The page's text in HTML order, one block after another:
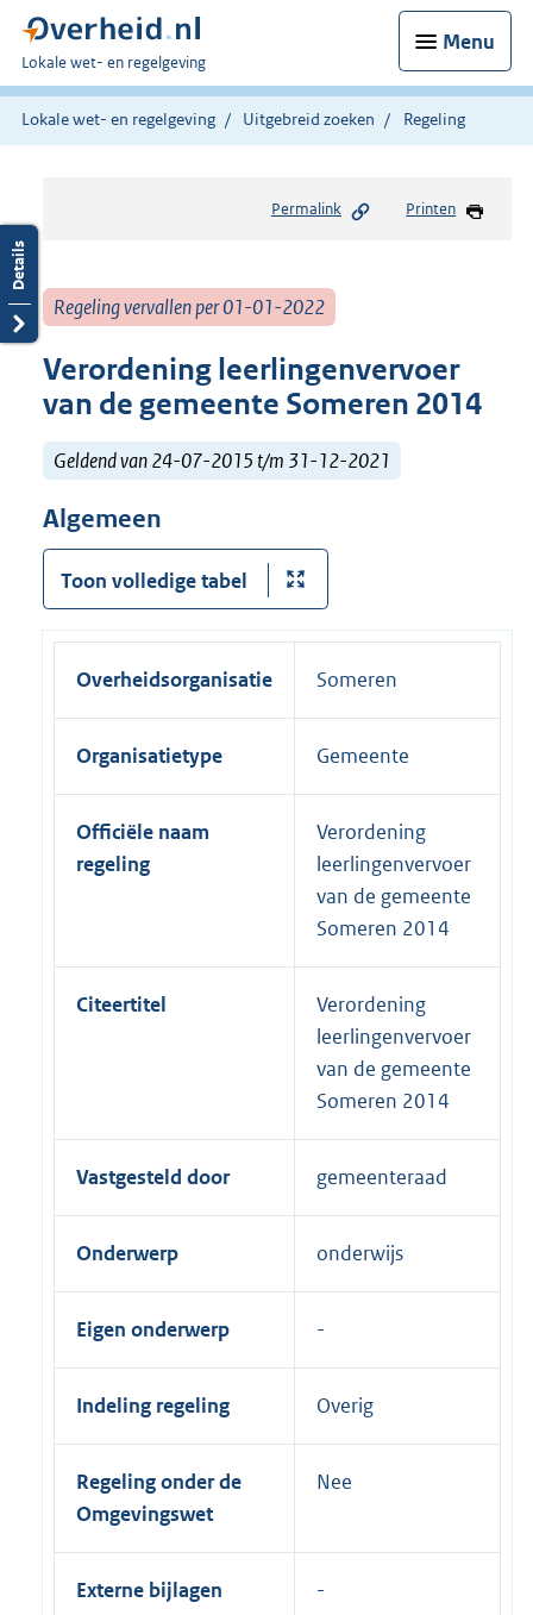
Menu
U
bent
hier:
Lokale wet- en regelgeving
Lokale wet- en regelgeving Uitgebreid zoeken Regeling
Permalink Printen
Regeling vervallen per 01-01-2022
Verordening leerlingenvervoer
van de gemeente Someren 2014
Geldend van 24-07-2015 t/m 31-12-2021
Algemeen
Toon volledige tabel
Overheidsorganisatie Someren
Organisatietype Gemeente
Officiële naam
regeling
Verordening
leerlingenvervoer
van de gemeente
Someren 2014
Citeertitel
Verordening
leerlingenvervoer
van de gemeente
Someren 2014
Vastgesteld door gemeenteraad
Onderwerp onderwijs
Eigen onderwerp
Indeling regeling Overig
Regeling onder de
Omgevingswet
Nee
Externe bijlagen